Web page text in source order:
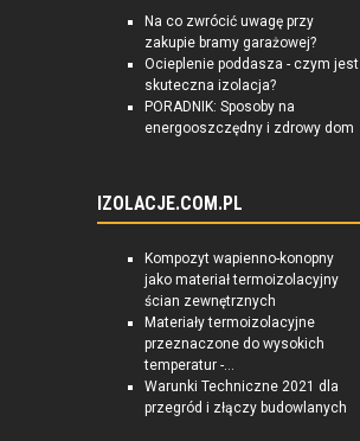
Na co zwrócić uwagę przy
zakupie bramy garażowej?
Ocieplenie poddasza - czym jest
skuteczna izolacja?
PORADNIK: Sposoby na
energooszczędny i zdrowy dom
IZOLACJE.COM.PL
Kompozyt wapienno-konopny
jako materiał termoizolacyjny
ścian zewnętrznych
Materiały termoizolacyjne
przeznaczone do wysokich
temperatur -...
Warunki Techniczne 2021 dla
przegród i złączy budowlanych